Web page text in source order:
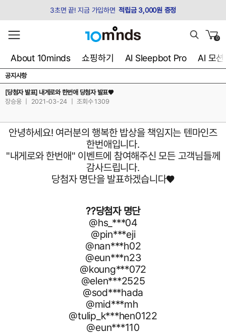
3초면 끝! 지금 가입하면 적립금 3,000원 증정
0
About 10minds 쇼핑하기 AI Sleepbot Pro AI 모션
공지사항
[당첨자 발표] 내게로와 한번애 당첨자 발표♥
장승웅
2021-03-24 조회수 1309
안녕하세요! 여러분의 행복한 밥상을 책임지는 텐마인즈
한번애입니다.
"내게로와 한번애" 이벤트에 참여해주신 모든 고객님들께
감사드립니다.
당첨자 명단을 발표하겠습니다♥
??당첨자 명단
@hs_***04
@pin***eji
@nan***h02
@eun***n23
@koung***072
@elen***2525
@sod***hada
@mid***mh
@tulip_k***hen0122
@eun***110